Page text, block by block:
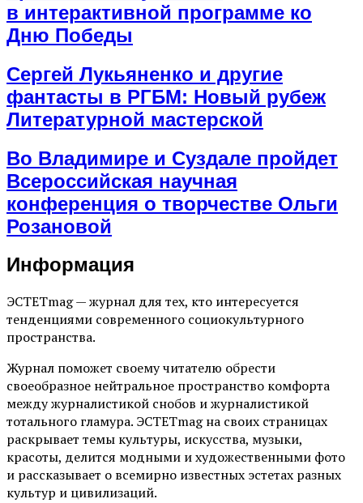
в интерактивной программе ко
Дню Победы
Сергей Лукьяненко и другие
фантасты в РГБМ: Новый рубеж
Литературной мастерской
Во Владимире и Суздале пройдет
Всероссийская научная
конференция о творчестве Ольги
Розановой
Информация
ЭСТЕТmag — журнал для тех, кто интересуется
тенденциями современного социокультурного
пространства.
Журнал поможет своему читателю обрести
своеобразное нейтральное пространство комфорта
между журналистикой снобов и журналистикой
тотального гламура. ЭСТЕТmag на своих страницах
раскрывает темы культуры, искусства, музыки,
красоты, делится модными и художественными фото
и рассказывает о всемирно известных эстетах разных
культур и цивилизаций.